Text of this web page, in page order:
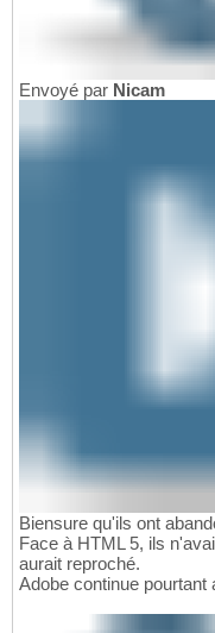
Envoyé par Nicam
Biensure qu'ils ont
Face à HTML 5, ils
aurait reproché.
Adobe continue pourtant